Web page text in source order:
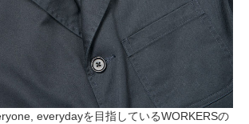
everydayを目指しているWORKERSの